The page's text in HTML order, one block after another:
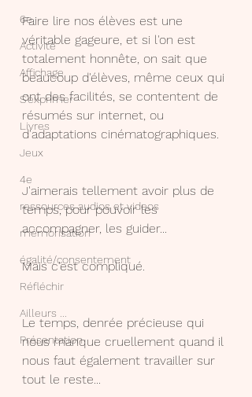
6e
Activité
Affichage
S'exprimer
Livres
Jeux
4e
ressources audios et videos
mémorisation
égalité/consentement
Réfléchir
Ailleurs ...
Présentation
Faire lire nos élèves est une
véritable gageure, et si l'on est
totalement honnête, on sait que
beaucoup d'élèves, même ceux qui
ont des facilités, se contentent de
résumés sur internet, ou
d'adaptations cinématographiques.
J'aimerais tellement avoir plus de
temps, pour pouvoir les
accompagner, les guider...
Mais c'est compliqué.
Le temps, denrée précieuse qui
nous manque cruellement quand il
nous faut également travailler sur
tout le reste...